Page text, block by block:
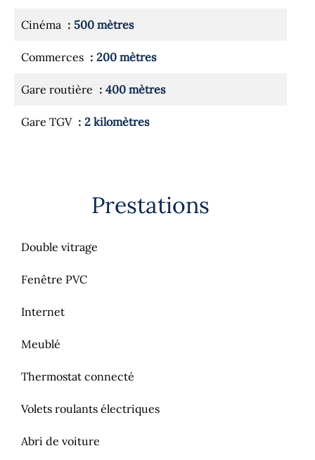
Cinéma 500 mètres
Commerces 200 mètres
Gare routière 400 mètres
Gare TGV 2 kilomètres
Prestations
Double vitrage
Fenêtre PVC
Internet
Meublé
Thermostat connecté
Volets roulants électriques
Abri de voiture